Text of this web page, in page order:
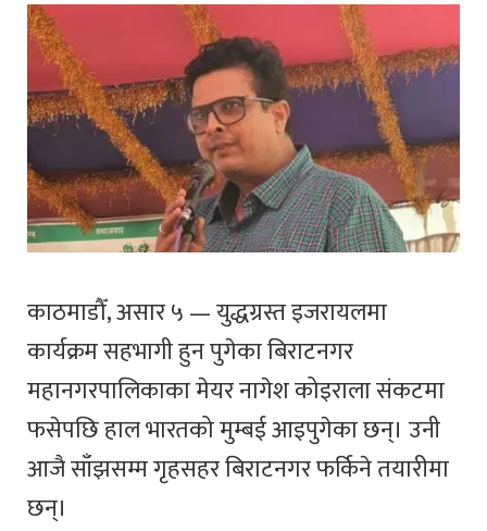
काठमाडौँ, असार ५ — युद्धग्रस्त इजरायलमा
कार्यक्रम सहभागी हुन पुगेका बिराटनगर
महानगरपालिकाका मेयर नागेश कोइराला संकटमा
फसेपछि हाल भारतको मुम्बई आइपुगेका छन्। उनी
आजै साँझसम्म गृहसहर बिराटनगर फर्किने तयारीमा
छन्।